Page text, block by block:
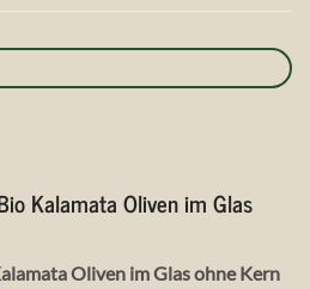
Kalamata Oliven im Glas
Oliven im Glas ohne Kern